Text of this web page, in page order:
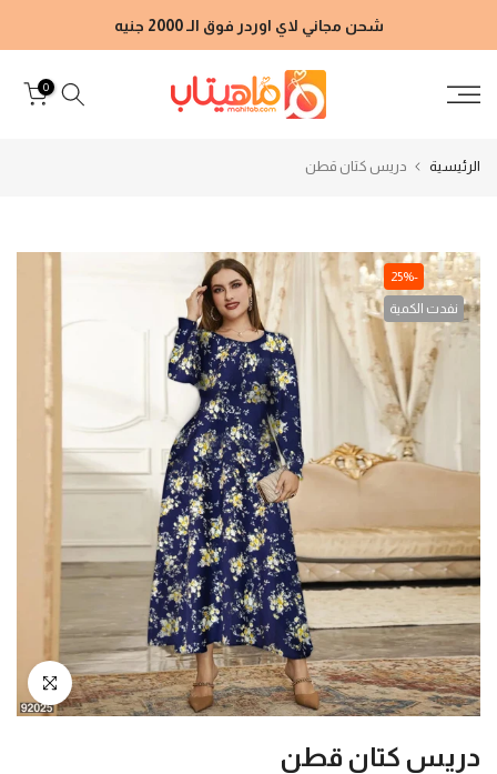
إلى
شحن مجاني لاي اوردر فوق الـ 2000 جنيه
0
الرئيسية دريس كتان قطن
-25%
نفدت الكمية
انقر للتكبير
دريس كتان قطن